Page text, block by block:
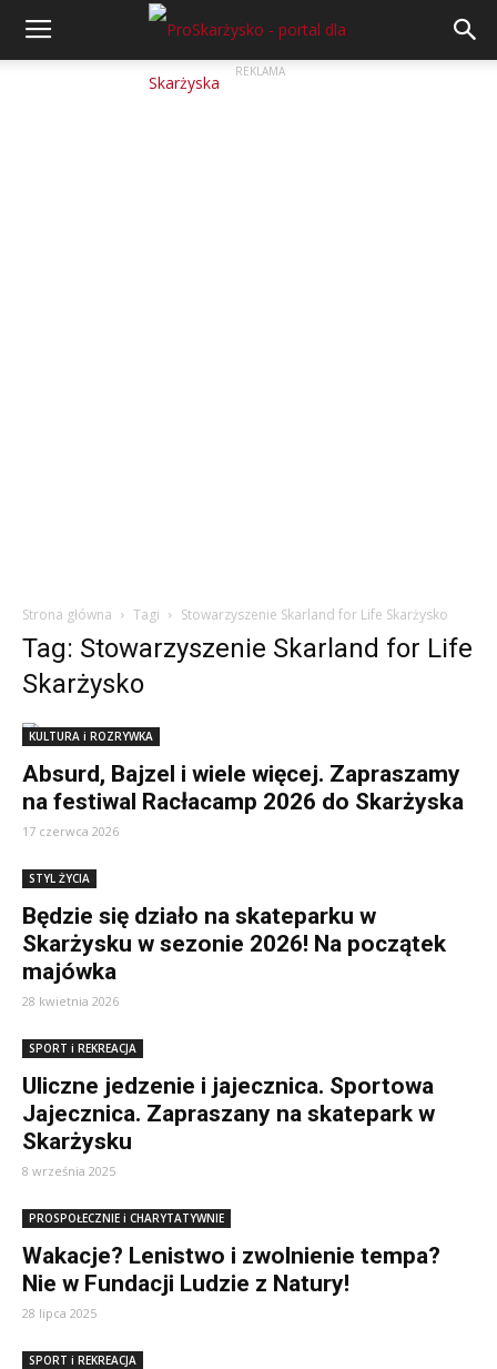
REKLAMA
Strona główna Tagi Stowarzyszenie Skarland for Life Skarżysko
Tag: Stowarzyszenie Skarland for Life
Skarżysko
KULTURA i ROZRYWKA
Absurd, Bajzel i wiele więcej. Zapraszamy
na festiwal Racłacamp 2026 do Skarżyska
17 czerwca 2026
STYL ŻYCIA
Będzie się działo na skateparku w
Skarżysku w sezonie 2026! Na początek
majówka
28 kwietnia 2026
SPORT i REKREACJA
Uliczne jedzenie i jajecznica. Sportowa
Jajecznica. Zapraszany na skatepark w
Skarżysku
8 września 2025
PROSPOŁECZNIE i CHARYTATYWNIE
Wakacje? Lenistwo i zwolnienie tempa?
Nie w Fundacji Ludzie z Natury!
28 lipca 2025
SPORT i REKREACJA